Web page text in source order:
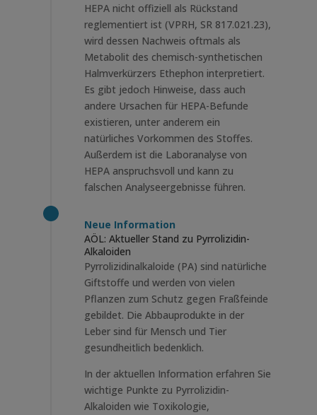
HEPA nicht offiziell als Rückstand
reglementiert ist (VPRH, SR 817.021.23),
wird dessen Nachweis oftmals als
Metabolit des chemisch-synthetischen
Halmverkürzers Ethephon interpretiert.
Es gibt jedoch Hinweise, dass auch
andere Ursachen für HEPA-Befunde
existieren, unter anderem ein
natürliches Vorkommen des Stoffes.
Außerdem ist die Laboranalyse von
HEPA anspruchsvoll und kann zu
falschen Analyseergebnisse führen.
Neue Information
AÖL: Aktueller Stand zu Pyrrolizidin-
Alkaloiden
Pyrrolizidinalkaloide (PA) sind natürliche
Giftstoffe und werden von vielen
Pflanzen zum Schutz gegen Fraßfeinde
gebildet. Die Abbauprodukte in der
Leber sind für Mensch und Tier
gesundheitlich bedenklich.
In der aktuellen Information erfahren Sie
wichtige Punkte zu Pyrrolizidin-
Alkaloiden wie Toxikologie,